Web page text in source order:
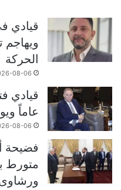
قيادي
ويهاجم
الحركة
08-06
عاماً
08-06
فضيحة
متورط